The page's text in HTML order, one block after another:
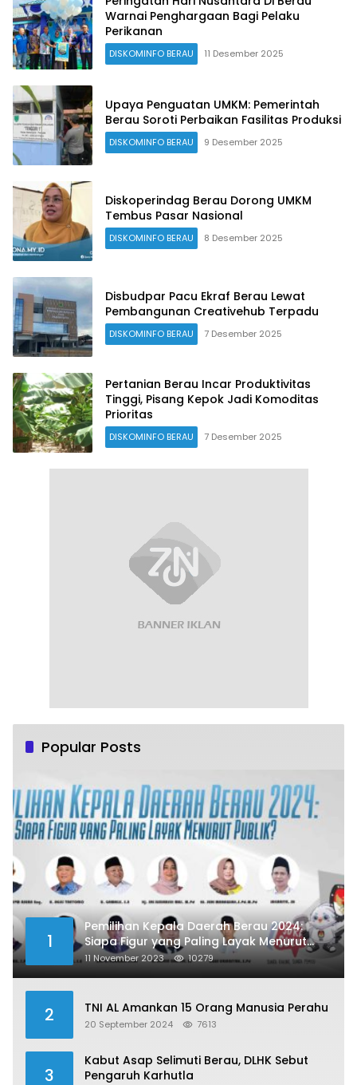
Warnai Penghargaan Bagi Pelaku
Perikanan
DISKOMINFO BERAU 11 Desember 2025
Upaya Penguatan UMKM: Pemerintah
Berau Soroti Perbaikan Fasilitas Produksi
DISKOMINFO BERAU 9 Desember 2025
Diskoperindag Berau Dorong UMKM
Tembus Pasar Nasional
DISKOMINFO BERAU 8 Desember 2025
Disbudpar Pacu Ekraf Berau Lewat
Pembangunan Creativehub Terpadu
DISKOMINFO BERAU 7 Desember 2025
Pertanian Berau Incar Produktivitas
Tinggi, Pisang Kepok Jadi Komoditas
Prioritas
DISKOMINFO BERAU 7 Desember 2025
Popular Posts
1
Pemilihan Kepala Daerah Berau 2024:
Siapa Figur yang Paling Layak Menurut
Publik?
11 November 2023 10279
2 TNI AL Amankan 15 Orang Manusia Perahu
20 September 2024 7613
3
Kabut Asap Selimuti Berau, DLHK Sebut
Pengaruh Karhutla